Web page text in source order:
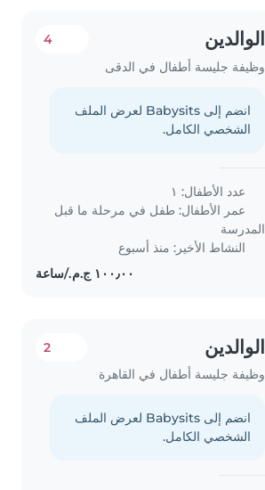
الوالدين
وظيفة جليسة أطفال في الدقى
4
انضم إلى Babysits لعرض الملف
الشخصي الكامل.
عدد الأطفال: ١
عمر الأطفال: طفل في مرحلة ما قبل
المدرسة
النشاط الأخير: منذ أسبوع
الوالدين
وظيفة جليسة أطفال في القاهرة
2
انضم إلى Babysits لعرض الملف
الشخصي الكامل.